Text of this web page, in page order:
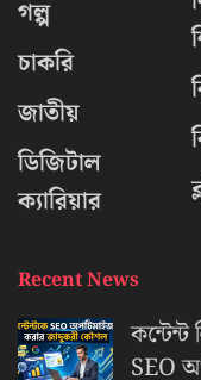
গল্প
চাকরি
জাতীয়
ডিজিটাল
ক্যারিয়ার
Recent News
‍SEO